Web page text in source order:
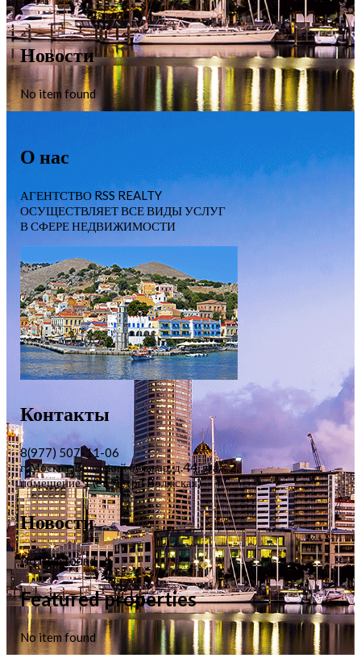
Новости
No item found
О нас
АГЕНТСТВО RSS REALTY
ОСУЩЕСТВЛЯЕТ ВСЕ ВИДЫ УСЛУГ
В СФЕРЕ НЕДВИЖИМОСТИ
Контакты
8(977) 507-11-06
г. Москва, Волжский бульвар, д.44, этаж 2,
помещение 1 (ст. метро Волжская)
Новости
No item found
Featured properties
No item found